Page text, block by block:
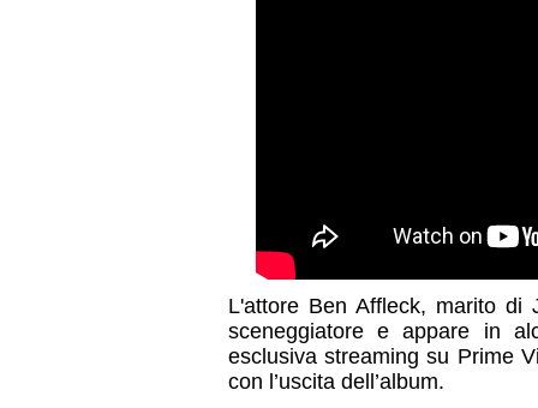
L'attore Ben Affleck, marito
sceneggiatore e appare in
esclusiva streaming su Prime
con l’uscita dell’album.